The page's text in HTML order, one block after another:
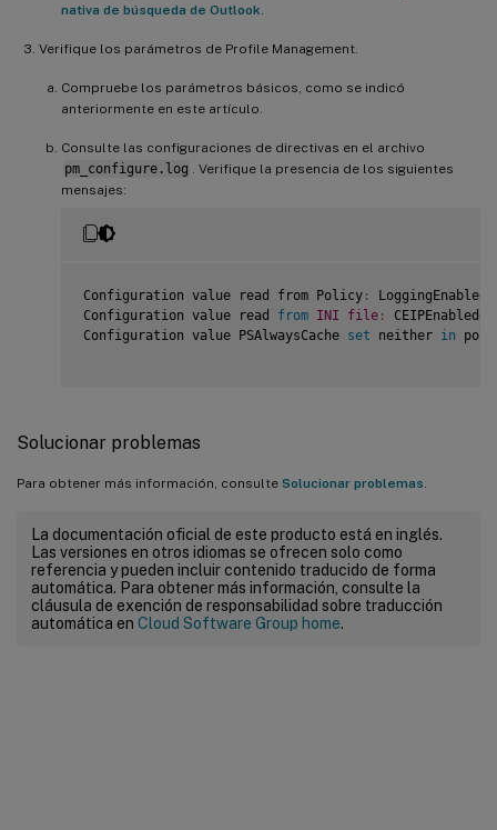
nativa de búsqueda de Outlook
Verifique los parámetros de Profile Management.
Compruebe los parámetros básicos, como se indicó
anteriormente en este artículo.
Consulte las configuraciones de directivas en el archivo
pm_configure.log
. Verifique la presencia de los siguientes
mensajes:
Configuration value read from Policy : LoggingEnabled
Configuration value read from INI file : CEIPEnabled=
Configuration value PSAlwaysCache set neither in
Solucionar problemas
Para obtener más información, consulte Solucionar problemas
La documentación oficial de este producto está en inglés.
Las versiones en otros idiomas se ofrecen solo como
referencia y pueden incluir contenido traducido de forma
automática. Para obtener más información, consulte la
cláusula de exención de responsabilidad sobre traducción
automática en Cloud Software Group home.